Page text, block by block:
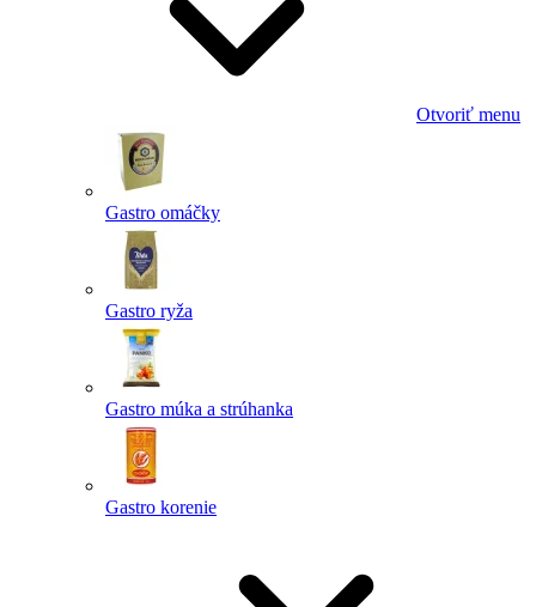
Otvoriť menu
Gastro omáčky
Gastro ryža
Gastro múka a strúhanka
Gastro korenie